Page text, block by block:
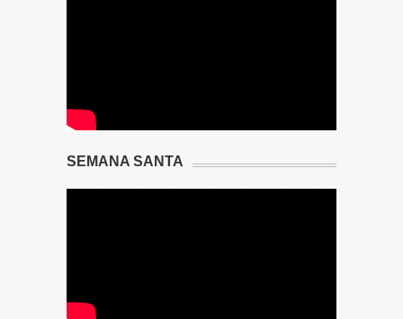
SEMANA SANTA